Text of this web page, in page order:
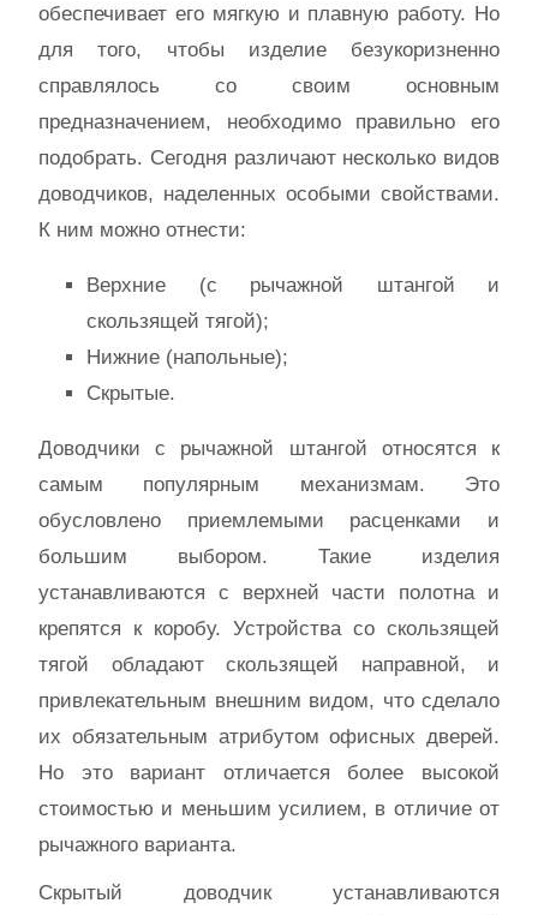
обеспечивает его мягкую и плавную работу. Но
для того, чтобы изделие безукоризненно
справлялось со своим основным
предназначением, необходимо правильно его
подобрать. Сегодня различают несколько видов
доводчиков, наделенных особыми свойствами.
К ним можно отнести:
Верхние (с рычажной штангой и
скользящей тягой);
Нижние (напольные);
Скрытые.
Доводчики с рычажной штангой относятся к
самым популярным механизмам. Это
обусловлено приемлемыми расценками и
большим выбором. Такие изделия
устанавливаются с верхней части полотна и
крепятся к коробу. Устройства со скользящей
тягой обладают скользящей направной, и
привлекательным внешним видом, что сделало
их обязательным атрибутом офисных дверей.
Но это вариант отличается более высокой
стоимостью и меньшим усилием, в отличие от
рычажного варианта.
Скрытый доводчик устанавливаются